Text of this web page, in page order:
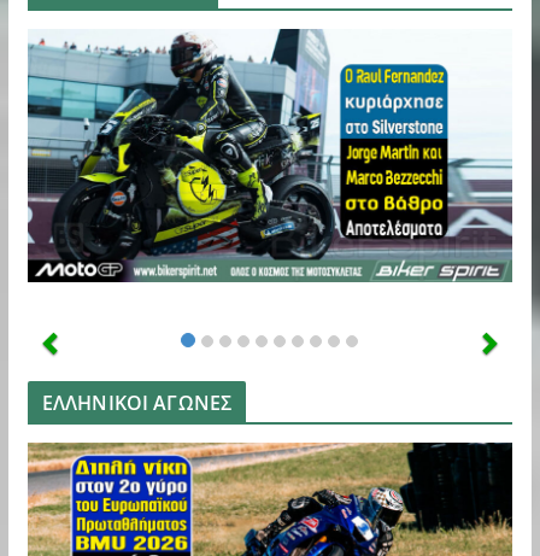
ΕΛΛΗΝΙΚΟΙ ΑΓΩΝΕΣ